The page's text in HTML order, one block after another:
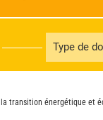
Type de
transition énergétique et